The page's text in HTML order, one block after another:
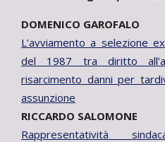
DOMENICO GAROFALO
L’avviamento a selezione
del 1987 tra diritto
risarcimento danni per
assunzione
RICCARDO SALOMONE
Rappresentatività